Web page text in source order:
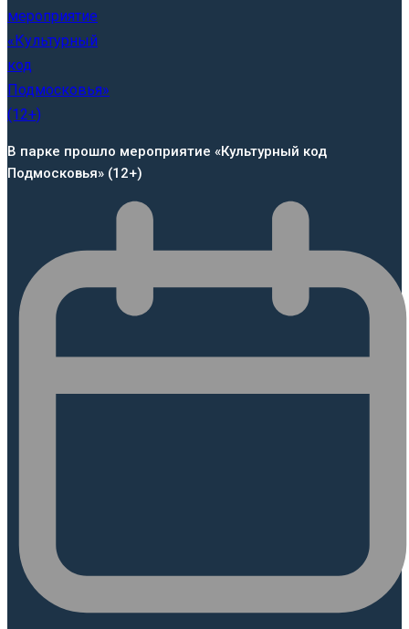
В парке прошло мероприятие «Культурный код
Подмосковья» (12+)